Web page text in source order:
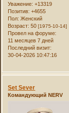
Уважение: +13319
Позитив: +4655
Пол: Женский
Возраст: 50[1975-10-14]
Провел на форуме:
11 месяцев 7 дней
Последний визит:
30-04-2026 10:47:16
Set Sever
Командующий NERV